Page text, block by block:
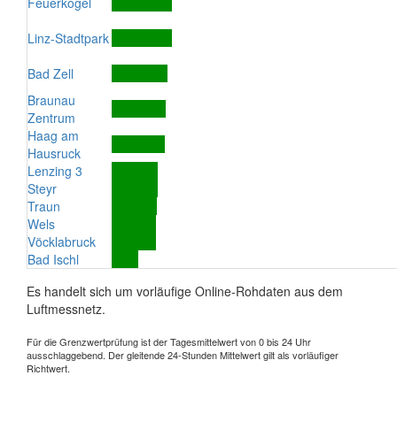
Linz-Stadtpark
Bad Zell
Braunau
Zentrum
Haag am
Hausruck
Lenzing 3
Steyr
Traun
Wels
Vöcklabruck
Bad Ischl
Es handelt sich um vorläufige Online-Rohdaten aus dem
Luftmessnetz.
Für die Grenzwertprüfung ist der Tagesmittelwert von 0 bis 24 Uhr
ausschlaggebend. Der gleitende 24-Stunden Mittelwert gilt als vorläufiger
Richtwert.